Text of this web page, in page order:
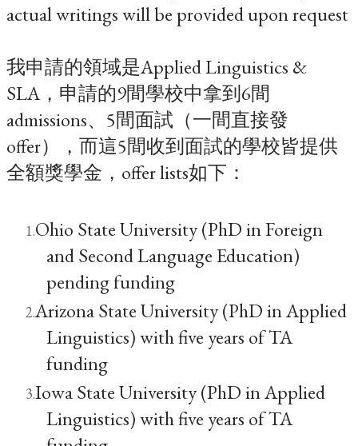
actual writings will be provided upon request
我申請的領域是Applied Linguistics &
SLA，申請的9間學校中拿到6間
admissions、5間面試（一間直接發
offer），而這5間收到面試的學校皆提供
全額獎學金，offer lists如下：
Ohio State University (PhD in Foreign
and Second Language Education)
pending funding
Arizona State University (PhD in Applied
Linguistics) with five years of TA
funding
Iowa State University (PhD in Applied
Linguistics) with five years of TA